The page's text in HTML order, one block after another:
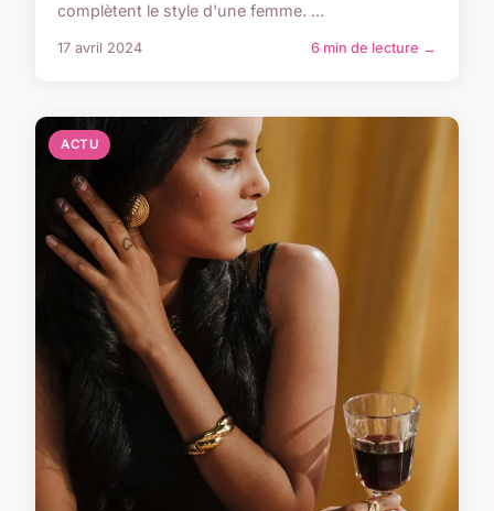
complètent le style d'une femme. ...
17 avril 2024 6 min de lecture →
ACTU